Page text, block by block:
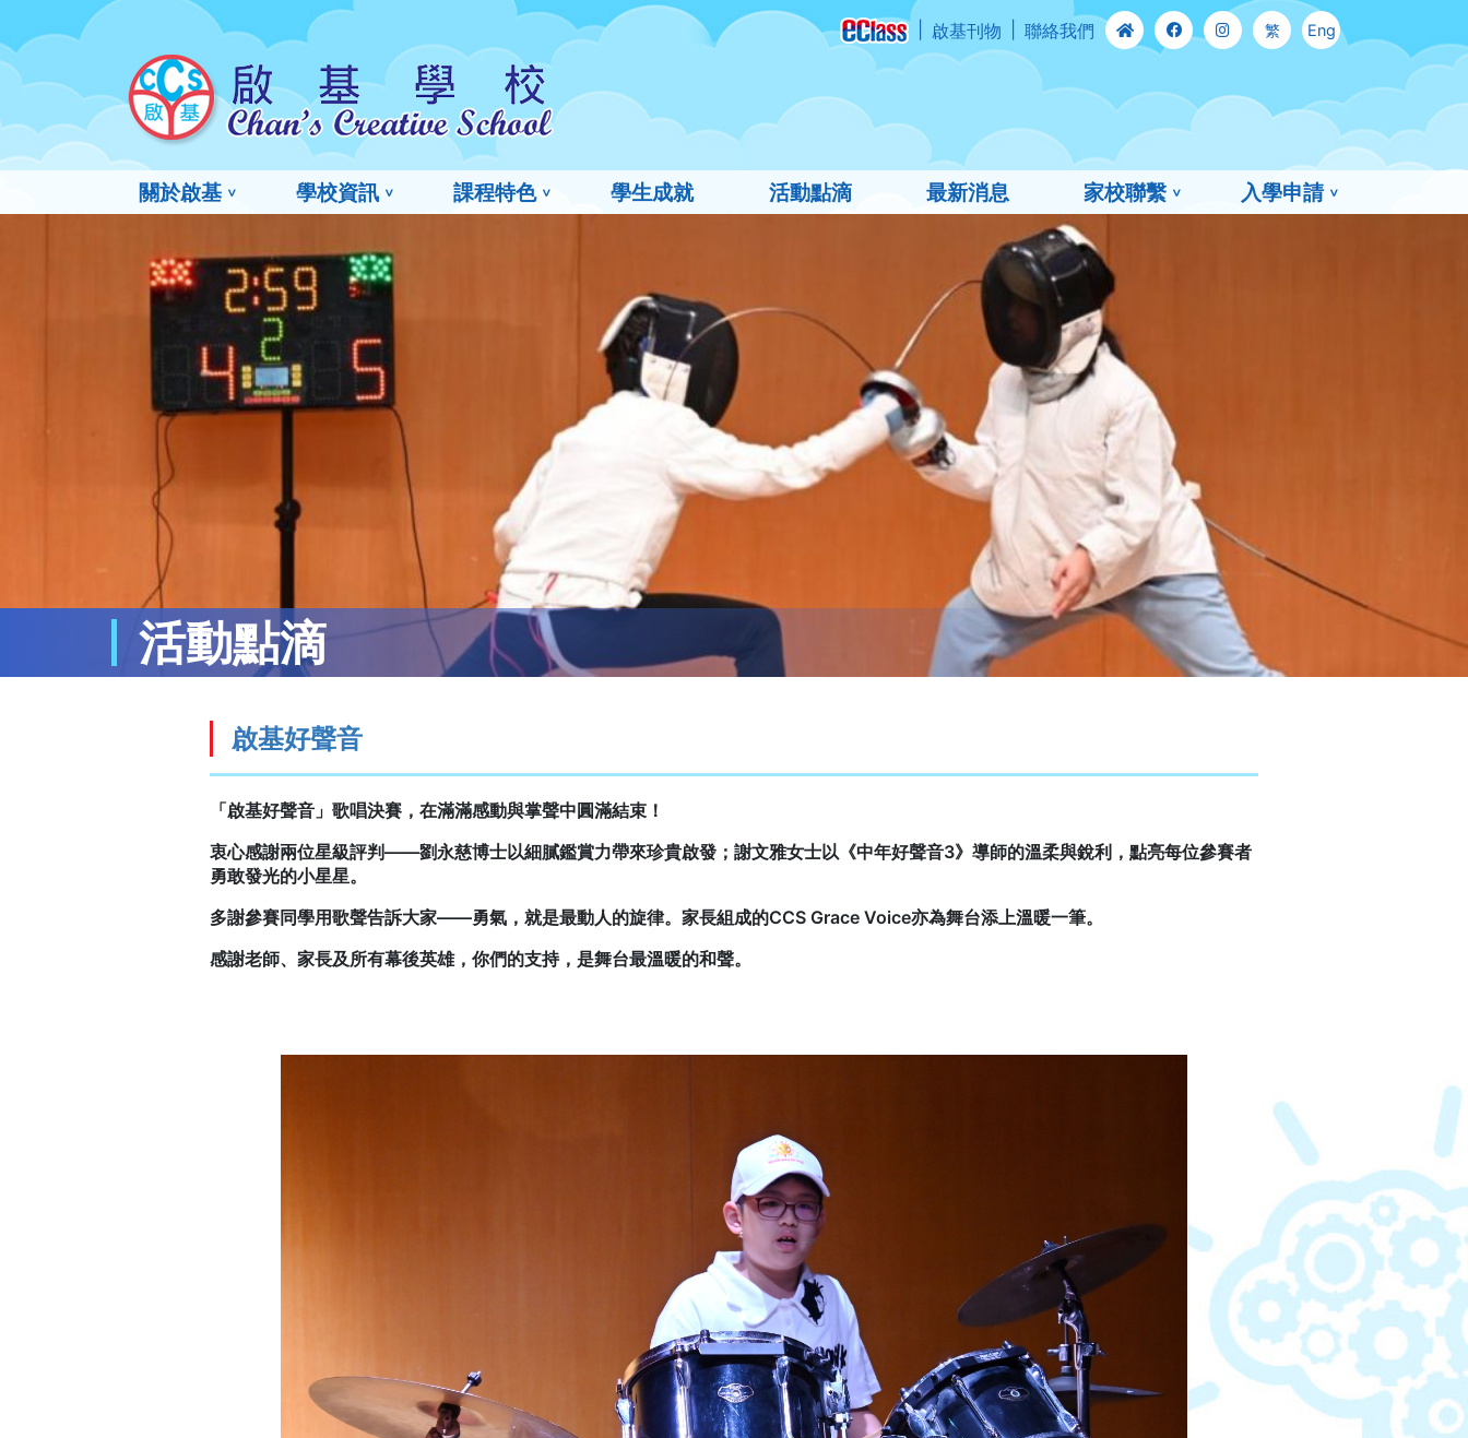
啟基刊物 聯絡我們 繁 Eng
關於啟基 學校資訊 課程特色 學生成就 活動點滴 最新消息 家校聯繫 入學申請
活動點滴
啟基好聲音
「啟基好聲音」歌唱決賽，在滿滿感動與掌聲中圓滿結束！
衷心感謝兩位星級評判——劉永慈博士以細膩鑑賞力帶來珍貴啟發；謝文雅女士以《中年好聲音3》導師的溫柔與銳利，點亮每位參賽者
勇敢發光的小星星。
多謝參賽同學用歌聲告訴大家——勇氣，就是最動人的旋律。家長組成的CCS Grace Voice亦為舞台添上溫暖一筆。
感謝老師、家長及所有幕後英雄，你們的支持，是舞台最溫暖的和聲。